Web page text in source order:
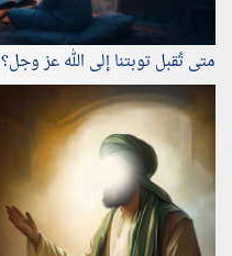
متى تُقبل توبتنا إلى الله عز وجل؟